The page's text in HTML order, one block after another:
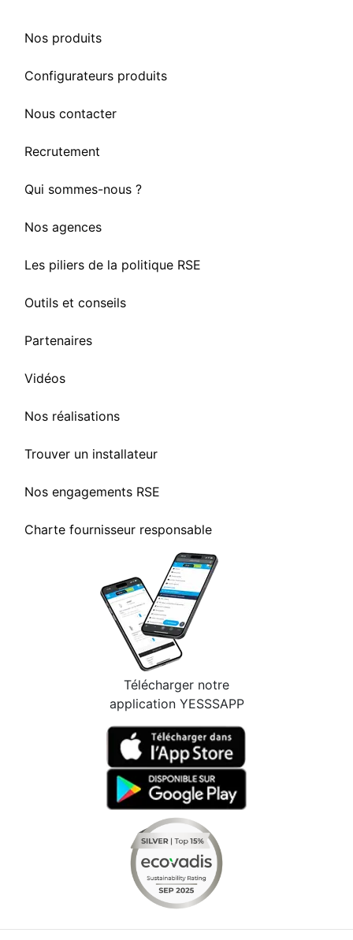
Nos produits
Configurateurs produits
Nous contacter
Recrutement
Qui sommes-nous ?
Nos agences
Les piliers de la politique RSE
Outils et conseils
Partenaires
Vidéos
Nos réalisations
Trouver un installateur
Nos engagements RSE
Charte fournisseur responsable
Télécharger notre
application YESSSAPP